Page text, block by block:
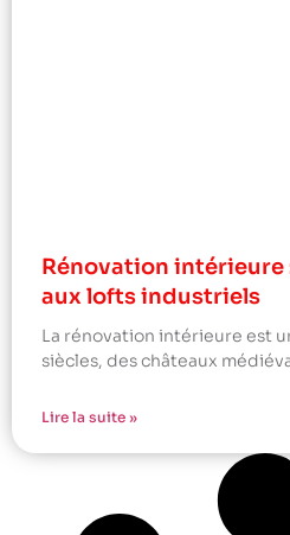
Rénovation intérieure
aux lofts industriels
La rénovation intérieure est
siècles, des châteaux
Lire la suite »